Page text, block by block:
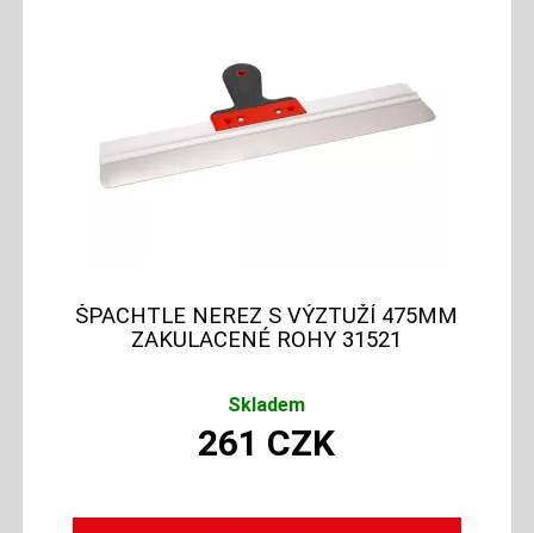
ŠPACHTLE NEREZ S VÝZTUŽÍ 475MM
ZAKULACENÉ ROHY 31521
Skladem
261 CZK